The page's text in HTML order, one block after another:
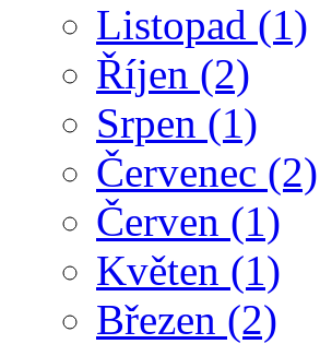
Listopad (1)
Říjen (2)
Srpen (1)
Červenec (2)
Červen (1)
Květen (1)
Březen (2)